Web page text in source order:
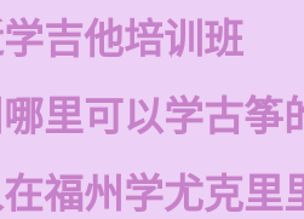
吉他培训班
里可以学古筝
福州学尤克里